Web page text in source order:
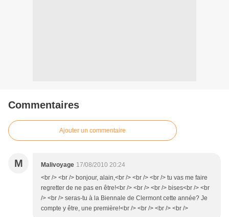
Commentaires
Ajouter un commentaire
M Malivoyage 17/08/2010 20:24
<br /> <br /> bonjour, alain,<br /> <br /> <br /> tu vas me faire
regretter de ne pas en être!<br /> <br /> <br /> bises<br /> <br
/> <br /> seras-tu à la Biennale de Clermont cette année? Je
compte y être, une première!<br /> <br /> <br /> <br />